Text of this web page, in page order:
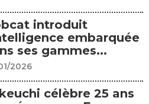
introduit
embarquée
ses gammes...
2026
célèbre 25 ans